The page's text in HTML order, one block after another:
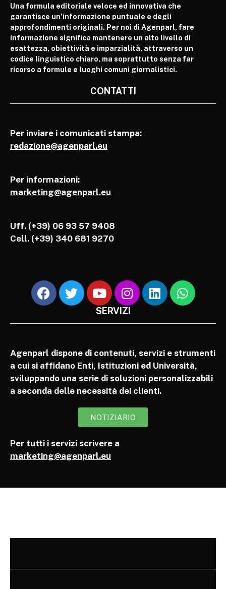
Una formula editoriale veloce ed innovativa che
garantisce un’informazione puntuale e degli
approfondimenti originali. Per noi di Agenparl, fare
informazione significa mantenere un alto livello di
esattezza, obiettività e imparzialità, attraverso un
codice linguistico chiaro, ma soprattutto senza far
ricorso a formule e luoghi comuni giornalistici.
CONTATTI
Per inviare i comunicati stampa:
redazione@agenparl.eu
Per informazioni:
marketing@agenparl.eu
Uff. (+39) 06 93 57 9408
Cell. (+39) 340 681 9270
SERVIZI
Agenparl dispone di contenuti, servizi e strumenti
a cui si affidano Enti, Istituzioni ed Università,
sviluppando una serie di soluzioni personalizzabili
a seconda delle necessità dei clienti.
NOTIZIARIO
Per tutti i servizi scrivere a
marketing@agenparl.eu